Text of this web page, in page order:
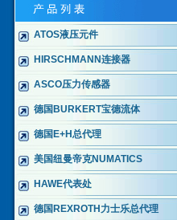
ATOS液压元件
HIRSCHMANN连接器
ASCO压力传感器
德国BURKERT宝德流体
德国E+H总代理
美国纽曼帝克NUMATICS
HAWE代表处
德国REXROTH力士乐总代理